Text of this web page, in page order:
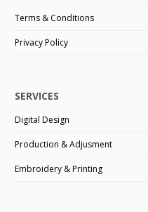
Terms & Conditions
Privacy Policy
SERVICES
Digital Design
Production & Adjusment
Embroidery & Printing